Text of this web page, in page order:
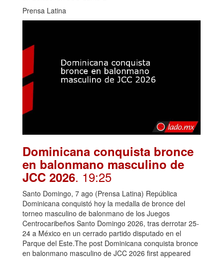
Prensa Latina
Dominicana conquista bronce
en balonmano masculino de
JCC 2026. 19:25
Santo Domingo, 7 ago (Prensa Latina) República
Dominicana conquistó hoy la medalla de bronce del
torneo masculino de balonmano de los Juegos
Centrocaribeños Santo Domingo 2026, tras derrotar 25-
24 a México en un cerrado partido disputado en el
Parque del Este.The post Dominicana conquista bronce
en balonmano masculino de JCC 2026 first appeared